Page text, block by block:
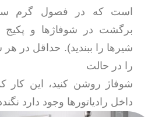
است که در فصول گرم
برگشت در شوفاژها و پکیج
شیرها را ببندید). حداقل در هر
را در حالت
شوفاژ روشن کنید، این کار
داخل رادیاتورها وجود دارد